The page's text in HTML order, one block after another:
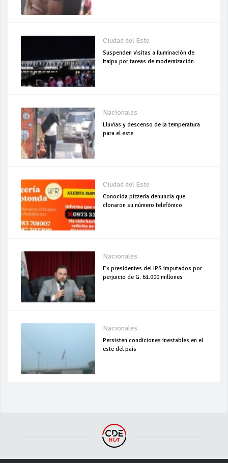
Ciudad del Este
Suspenden visitas a Iluminación de
Itaipu por tareas de modernización
Nacionales
Lluvias y descenso de la temperatura
para el este
Ciudad del Este
Conocida pizzería denuncia que
clonaron su número telefónico
Nacionales
Ex presidentes del IPS imputados por
perjuicio de G. 61.000 millones
Nacionales
Persisten condiciones inestables en el
este del país